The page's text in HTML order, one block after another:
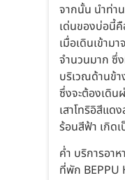
จากนั้น นำท่า
เด่นของบ่อนี้คื
เมื่อเดินเข้าม
จำนวนมาก ซึ่
บริเวณด้านข้า
ซึ่งจะต้องเดิน
เสาโทริอิสีแ
ร้อนสีฟ้า เกิด
ค่ำ บริการอา
ที่พัก BEPPU